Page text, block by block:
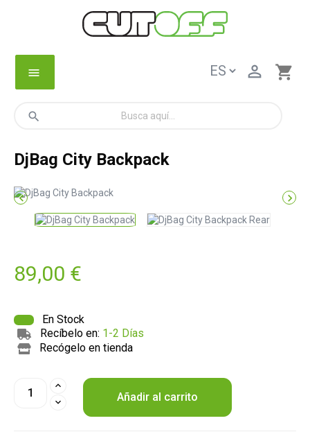
menu shopping_cart

search
DjBag City Backpack
 
89,00 €
En Stock
Recíbelo en: 1-2 Días
Recógelo en tienda
Añadir al carrito